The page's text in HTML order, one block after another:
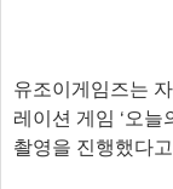
유조이게임즈는
레이션 게임 ‘오
촬영을 진행했다